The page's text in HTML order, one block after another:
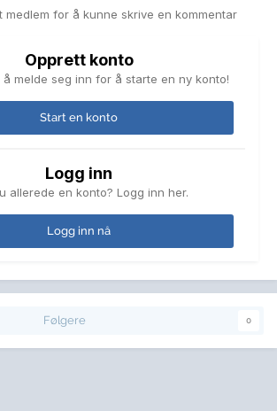
medlem for å kunne skrive en kommentar
Opprett konto
å melde seg inn for å starte en ny konto!
Start en konto
Logg inn
allerede en konto? Logg inn her.
Logg inn nå
Følgere 0